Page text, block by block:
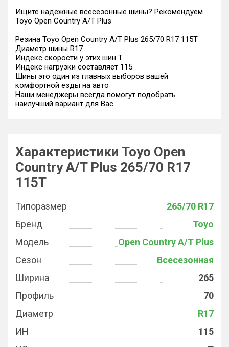
Ищите надежные всесезонные шины? Рекомендуем
Toyo Open Country A/T Plus
Резина Toyo Open Country A/T Plus 265/70 R17 115T
Диаметр шины R17
Индекс скорости у этих шин T
Индекс нагрузки составляет 115
Шины это один из главных выборов вашей
комфортной езды на авто
Наши менеджеры всегда помогут подобрать
наилучший вариант для Вас.
Характеристики Toyo Open
Country A/T Plus 265/70 R17
115T
Типоразмер
265/70 R17
Бренд
Toyo
Модель
Open Country A/T Plus
Сезон
Всесезонная
Ширина
265
Профиль
70
Диаметр
R17
ИН
115